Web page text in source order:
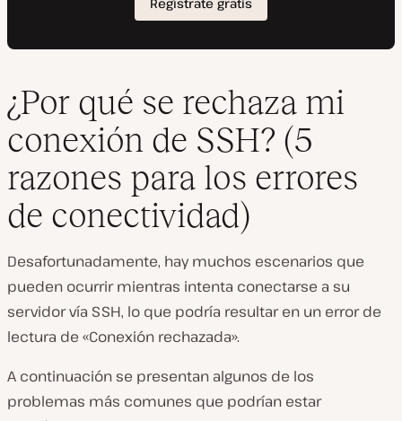
¿Por qué se rechaza mi
conexión de SSH? (5
razones para los errores
de conectividad)
Desafortunadamente, hay muchos escenarios que
pueden ocurrir mientras intenta conectarse a su
servidor vía SSH, lo que podría resultar en un error de
lectura de «Conexión rechazada».
A continuación se presentan algunos de los
problemas más comunes que podrían estar